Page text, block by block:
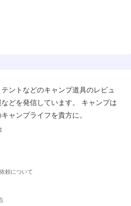
ントなどのキャンプ道具のレビュ
どを発信しています。 キャンプは
ャンプライフを貴方に。
頼について